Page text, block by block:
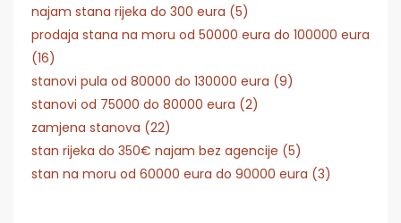
najam stana rijeka do 300 eura (5)
prodaja stana na moru od 50000 eura do 100000 eura
(16)
stanovi pula od 80000 do 130000 eura (9)
stanovi od 75000 do 80000 eura (2)
zamjena stanova (22)
stan rijeka do 350€ najam bez agencije (5)
stan na moru od 60000 eura do 90000 eura (3)